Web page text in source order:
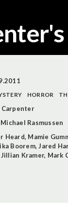
HORROR
Carpenter
Michael Rasmussen
Heard, Mamie
Boorem,Jared
Jillian Kramer, Mark